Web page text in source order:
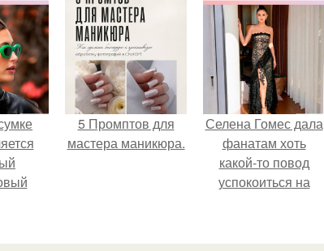
5 Промптов для
мастера маникюра.
Селена Гомес дала
фанатам хоть
какой-то повод
успокоиться на
свадьбе Тейлор